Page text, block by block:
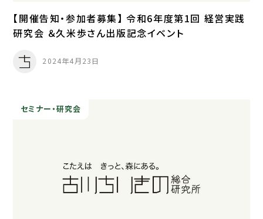
【開催告知・参加者募集】 令和6年度第1回 経営実践
研究会 ＆久米歩さん出版記念イベント
2024年4月23日
セミナー・研究会